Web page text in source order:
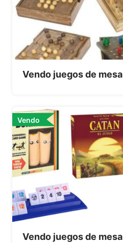
Vendo juegos de mesa
Vendo
Vendo juegos de mesa